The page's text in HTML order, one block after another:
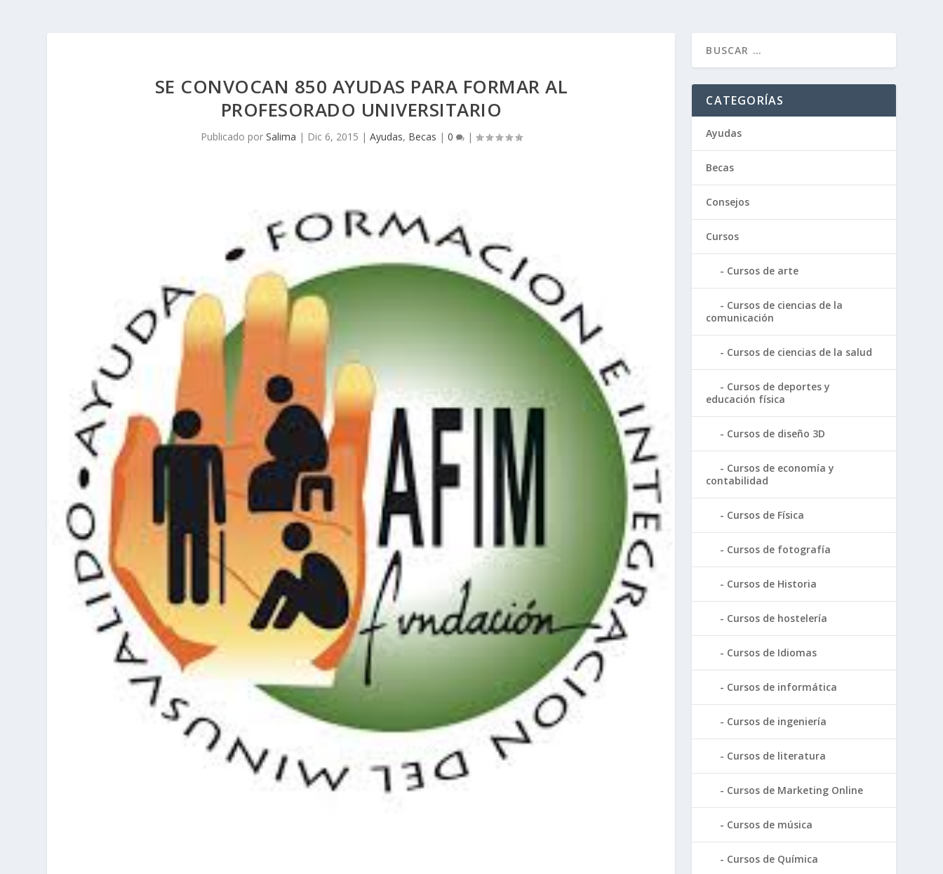
SE CONVOCAN 850 AYUDAS PARA FORMAR AL
PROFESORADO UNIVERSITARIO
Publicado por Salima | Dic 6, 2015 | Ayudas, Becas | 0 |
CATEGORÍAS
Ayudas
Becas
Consejos
Cursos
Cursos de arte
Cursos de ciencias de la
comunicación
Cursos de ciencias de la salud
Cursos de deportes y
educación física
Cursos de diseño 3D
Cursos de economía y
contabilidad
Cursos de Física
Cursos de fotografía
Cursos de Historia
Cursos de hostelería
Cursos de Idiomas
Cursos de informática
Cursos de ingeniería
Cursos de literatura
Cursos de Marketing Online
Cursos de música
Cursos de Química